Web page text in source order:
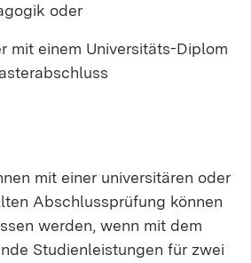
oder
mit einem Universitäts-Diplom
mit einer universitären oder
Abschlussprüfung können
werden, wenn mit dem
Studienleistungen für zwei